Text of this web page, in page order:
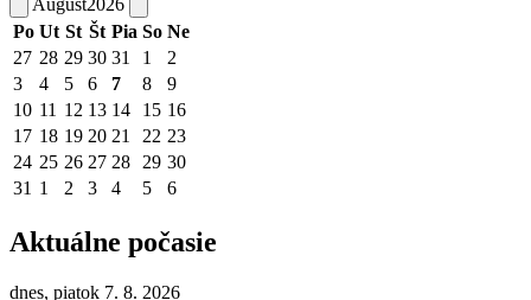
August2026
Po Ut St Št Pia So Ne
27 28 29 30 31 1
2
3
4 5 6 7 8
9
10 11 12 13 14 15 16
17 18 19 20 21 22 23
24 25 26 27 28 29 30
31 1 2 3 4 5 6
Aktuálne počasie
dnes, piatok 7. 8. 2026